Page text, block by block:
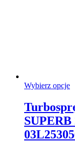
Wybierz opcje